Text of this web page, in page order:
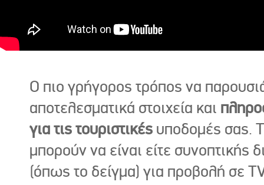
Ο πιο γρήγορος τρόπος να
αποτελεσματικά στοιχεία και
για τις τουριστικές υποδομές σας.
μπορούν να είναι είτε συνοπτικής
(όπως το δείγμα) για προβολή σε